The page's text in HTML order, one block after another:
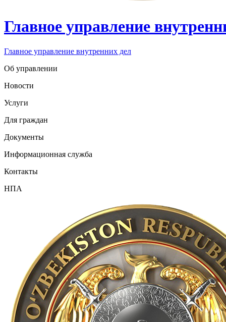
Главное управление
Главное управление внутренних дел
Об управлении
Новости
Услуги
Для граждан
Документы
Информационная служба
Контакты
НПА